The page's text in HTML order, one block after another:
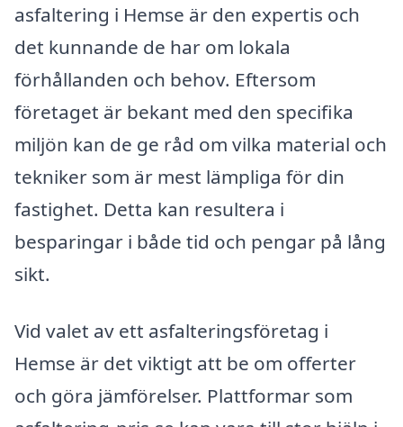
asfaltering i Hemse är den expertis och
det kunnande de har om lokala
förhållanden och behov. Eftersom
företaget är bekant med den specifika
miljön kan de ge råd om vilka material och
tekniker som är mest lämpliga för din
fastighet. Detta kan resultera i
besparingar i både tid och pengar på lång
sikt.
Vid valet av ett asfalteringsföretag i
Hemse är det viktigt att be om offerter
och göra jämförelser. Plattformar som